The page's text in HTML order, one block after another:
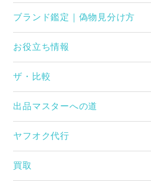
ブランド鑑定｜偽物見分け方
お役立ち情報
ザ・比較
出品マスターへの道
ヤフオク代行
買取